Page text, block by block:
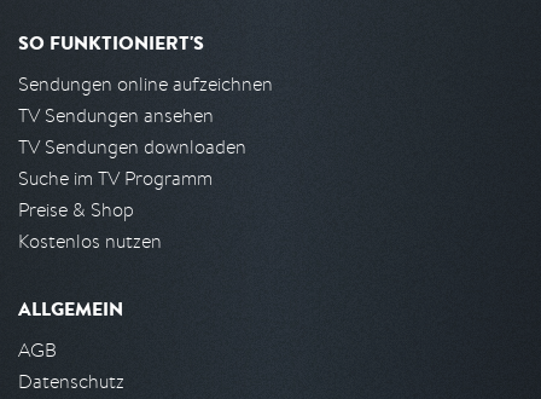
SO FUNKTIONIERT'S
Sendungen online aufzeichnen
TV Sendungen ansehen
TV Sendungen downloaden
Suche im TV Programm
Preise & Shop
Kostenlos nutzen
ALLGEMEIN
AGB
Datenschutz